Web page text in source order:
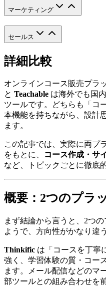
マーケティング
セールス
詳細比較
オンラインコース販売プラ
と Teachable は海外でも国
ツールです。どちらも「コ
本機能を持ちながら、設計
ます。
この記事では、実際に両プ
をもとに、
コース作成・サ
など、トピックごとに徹底
概要：2つのプラ
まず結論から言うと、2つ
ようで、方向性がかなり違
Thinkific は「コースを丁寧
強く、学習体験の質・コー
ます。メール配信などのマ
部ツールとの組み合わせを